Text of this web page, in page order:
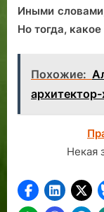
Иными
Но тогда,
Похожие:
Некая